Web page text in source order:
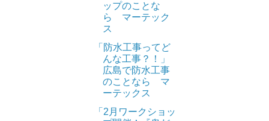
ップのことな
ら マーテック
ス
「防水工事ってど
んな工事？！」
広島で防水工事
のことなら マ
ーテックス
「2月ワークショッ